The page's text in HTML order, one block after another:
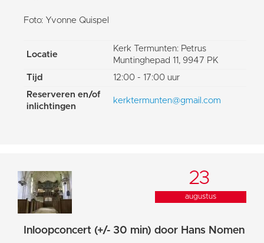
Foto: Yvonne Quispel
Locatie
Kerk Termunten: Petrus
Muntinghepad 11, 9947 PK
Tijd
12:00 - 17:00 uur
Reserveren en/of
inlichtingen
kerktermunten@gmail.com
23
augustus
Inloopconcert (+/- 30 min) door Hans Nomen